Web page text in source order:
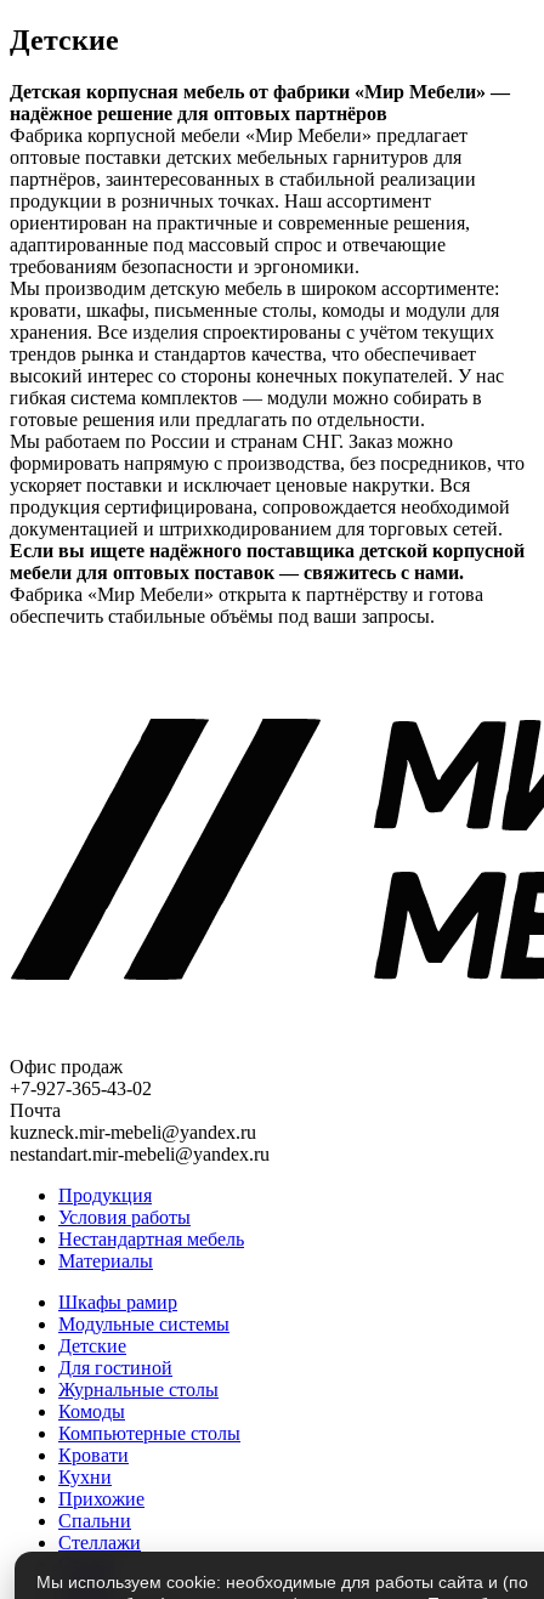
Детские
Детская корпусная мебель от фабрики «Мир Мебели» —
надёжное решение для оптовых партнёров
Фабрика корпусной мебели «Мир Мебели» предлагает
оптовые поставки детских мебельных гарнитуров для
партнёров, заинтересованных в стабильной реализации
продукции в розничных точках. Наш ассортимент
ориентирован на практичные и современные решения,
адаптированные под массовый спрос и отвечающие
требованиям безопасности и эргономики.
Мы производим детскую мебель в широком ассортименте:
кровати, шкафы, письменные столы, комоды и модули для
хранения. Все изделия спроектированы с учётом текущих
трендов рынка и стандартов качества, что обеспечивает
высокий интерес со стороны конечных покупателей. У нас
гибкая система комплектов — модули можно собирать в
готовые решения или предлагать по отдельности.
Мы работаем по России и странам СНГ. Заказ можно
формировать напрямую с производства, без посредников, что
ускоряет поставки и исключает ценовые накрутки. Вся
продукция сертифицирована, сопровождается необходимой
документацией и штрихкодированием для торговых сетей.
Если вы ищете надёжного поставщика детской корпусной
мебели для оптовых поставок — свяжитесь с нами.
Фабрика «Мир Мебели» открыта к партнёрству и готова
обеспечить стабильные объёмы под ваши запросы.
Офис продаж
+7-927-365-43-02
Почта
kuzneck.mir-mebeli@yandex.ru
nestandart.mir-mebeli@yandex.ru
Продукция
Условия работы
Нестандартная мебель
Материалы
Шкафы рамир
Модульные системы
Детские
Для гостиной
Журнальные столы
Комоды
Компьютерные столы
Кровати
Кухни
Прихожие
Спальни
Стеллажи
Трюмо
Мы используем cookie: необходимые для работы сайта и (по